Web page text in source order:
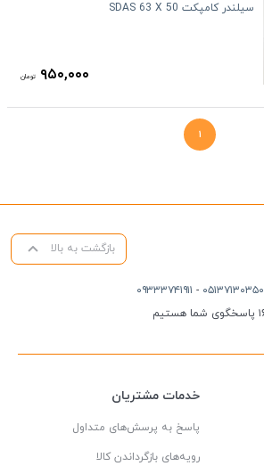
سیلندر کامپکت SDAS 63 X 50
۹۵۰,۰۰۰ تومان
۱
بازگشت به بالا
۰۵۱۳۷۱۳۰۳۵۰ - ۰۹۳۳۳۷۴۱۹۱۱
خدمات مشتریان
پاسخ به پرسش‌های متداول
رویه‌های بازگرداندن کالا